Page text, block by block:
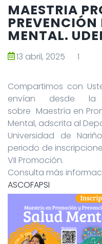
MAESTRIA
PREVENCIÓN
MENTAL.
13 abril, 2025 1
Compartimos con
envían desde la
sobre Maestría en
Mental, adscrita al
Universidad de
periodo de
VII Promoción.
Consulta más
ASCOFAPSI